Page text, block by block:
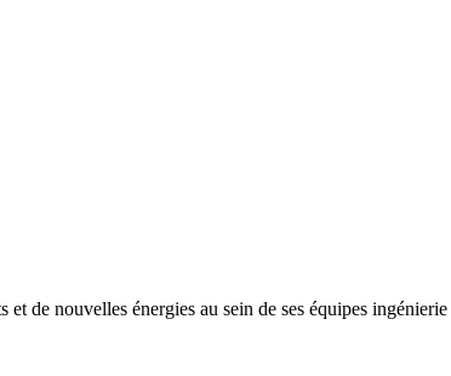
de nouvelles énergies au sein de ses équipes